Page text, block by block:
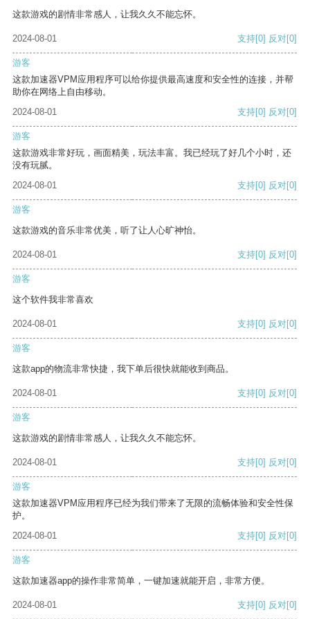
这款游戏的剧情非常感人，让我久久不能忘怀。
2024-08-01 支持[0] 反对[0]
游客
这款加速器VPM应用程序可以给你提供最高速度和安全性的连接，并帮
助你在网络上自由移动。
2024-08-01
支持[0] 反对[0]
游客
这款游戏非常好玩，画面精美，玩法丰富。我已经玩了好几个小时，还
没有玩腻。
2024-08-01
支持[0] 反对[0]
游客
这款游戏的音乐非常优美，听了让人心旷神怡。
2024-08-01 支持[0] 反对[0]
游客
这个软件我非常喜欢
2024-08-01 支持[0] 反对[0]
游客
这款app的物流非常快捷，我下单后很快就能收到商品。
2024-08-01 支持[0] 反对[0]
游客
这款游戏的剧情非常感人，让我久久不能忘怀。
2024-08-01 支持[0] 反对[0]
游客
这款加速器VPM应用程序已经为我们带来了无限的流畅体验和安全性保
护。
2024-08-01
支持[0] 反对[0]
游客
这款加速器app的操作非常简单，一键加速就能开启，非常方便。
2024-08-01 支持[0] 反对[0]